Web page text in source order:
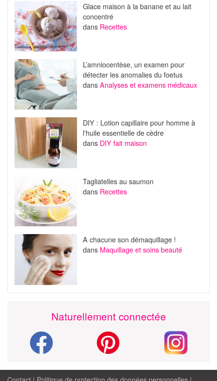
Glace maison à la banane et au lait
concentré
dans Recettes
L’amniocentèse, un examen pour
détecter les anomalies du foetus
dansAnalyses et examens médicaux
DIY : Lotion capillaire pour homme à
l'huile essentielle de cèdre
dans DIY fait maison
Tagliatelles au saumon
dans Recettes
A chacune son démaquillage !
dans Maquillage et soins beauté
Naturellement connectée